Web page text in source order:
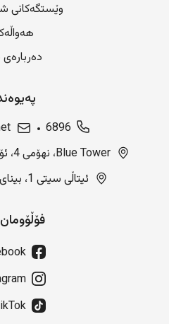
وێستگەکانی
6896
Blue Tower، نهۆمی 4، ئۆفیسی 407، بەغدا، عێراق
ئیتاڵی سیتی 1، بینای 130 هەولێر، عێراق